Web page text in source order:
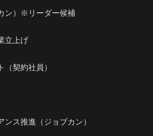
ン）※リーダー候補
立上げ
（契約社員）
ス推進（ジョブカン）